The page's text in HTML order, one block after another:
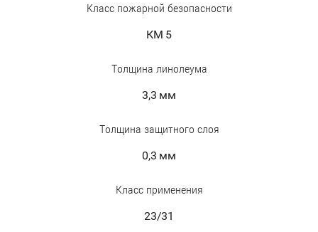
Класс пожарной безопасности
КМ 5
Толщина линолеума
3,3 мм
Толщина защитного слоя
0,3 мм
Класс применения
23/31